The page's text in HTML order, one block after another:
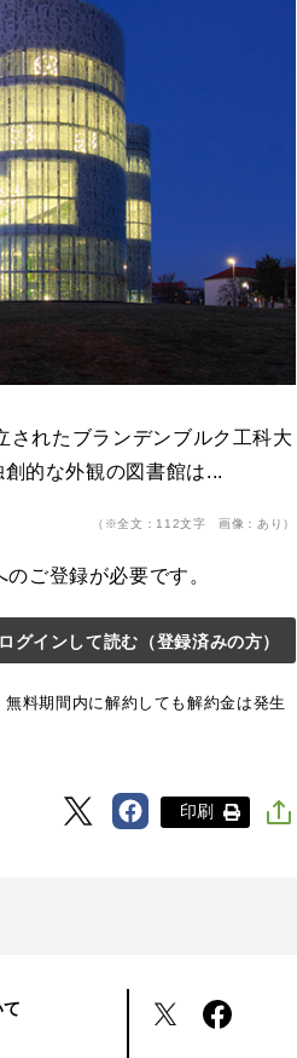
されたブランデンブルク工科大
的な外観の図書館は...
（※全文：112文字 画像：あり）
ご登録が必要です。
ログインして読む （登録済みの方）
料期間内に解約しても解約金は発生
印刷